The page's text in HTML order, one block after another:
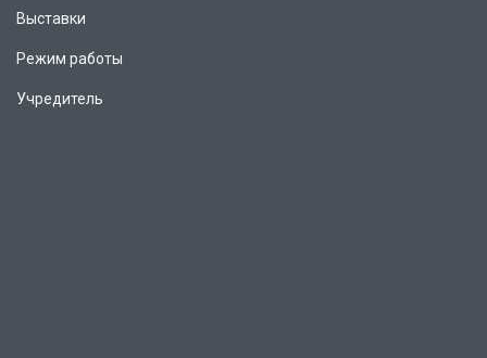
Выставки
Режим работы
Учредитель